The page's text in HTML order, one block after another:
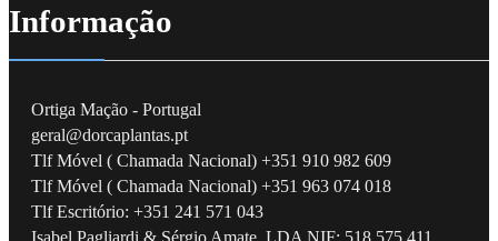
Informação
Ortiga Mação - Portugal
geral@dorcaplantas.pt
Tlf Móvel ( Chamada Nacional) +351 910 982 609
Tlf Móvel ( Chamada Nacional) +351 963 074 018
Tlf Escritório: +351 241 571 043